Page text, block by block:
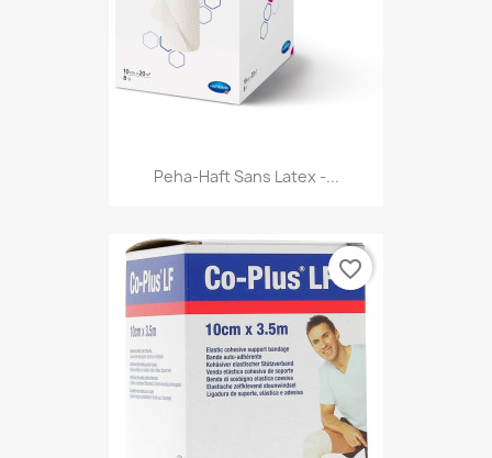
Peha-Haft Sans Latex -...
favorite_border